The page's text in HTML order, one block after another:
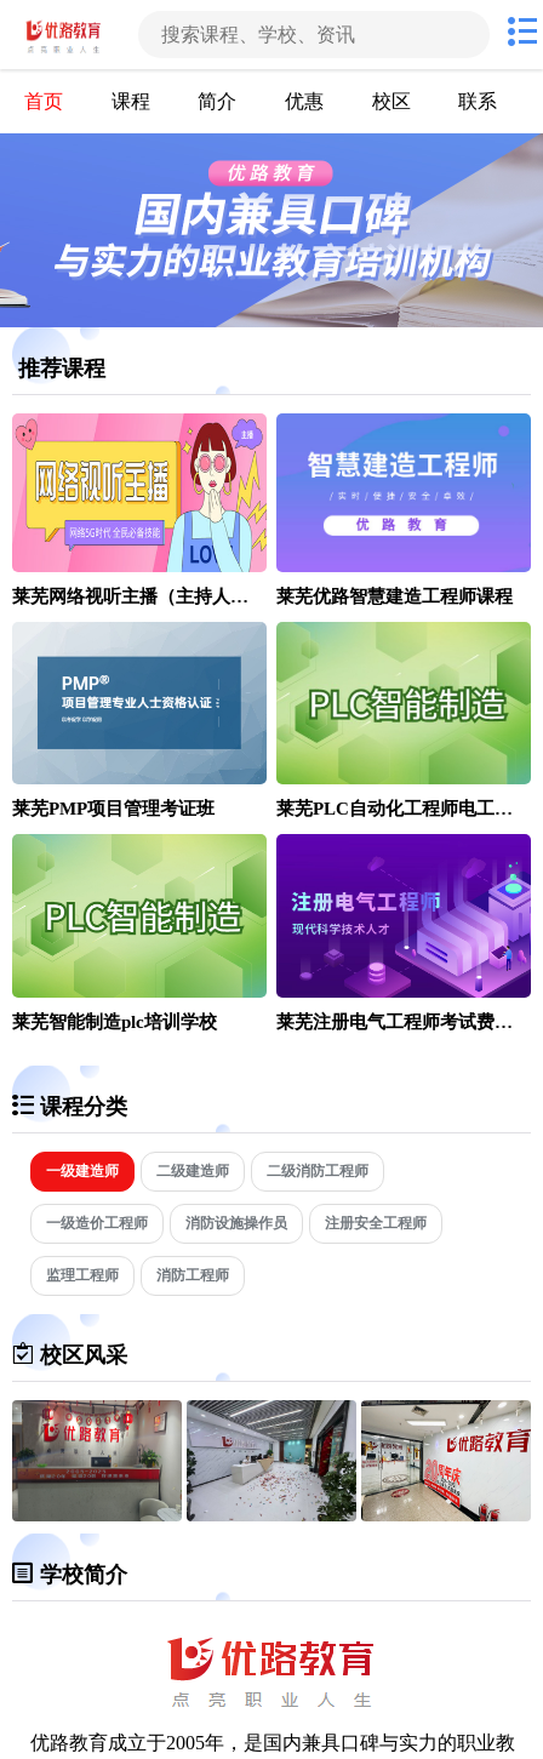
首页 课程 简介 优惠 校区 联系
推荐课程
莱芜网络视听主播（主持人）培训课 莱芜优路智慧建造工程师课程
莱芜PMP项目管理考证班 莱芜PLC自动化工程师电工基础班
莱芜智能制造plc培训学校 莱芜注册电气工程师考试费是多少？
课程分类
一级建造师 二级建造师 二级消防工程师
一级造价工程师 消防设施操作员 注册安全工程师
监理工程师 消防工程师
校区风采
学校简介
优路教育成立于2005年，是国内兼具口碑与实力的职业教